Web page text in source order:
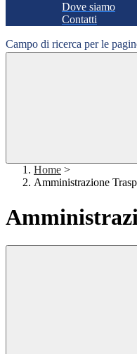
Dove siamo
Contatti
Campo di ricerca per le
Home >
Amministrazione